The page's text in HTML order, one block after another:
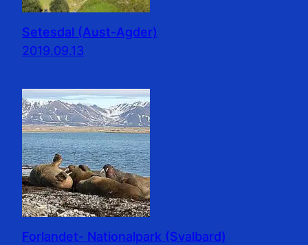
Setesdal (Aust-Agder)
2019.09.13
Forlandet- Nationalpark (Svalbard)